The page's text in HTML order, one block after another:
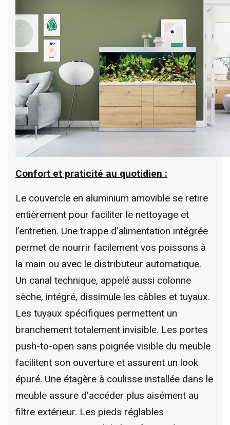
Confort et praticité au quotidien :
Le couvercle en aluminium amovible se retire
entièrement pour faciliter le nettoyage et
l’entretien. Une trappe d’alimentation intégrée
permet de nourrir facilement vos poissons à
la main ou avec le distributeur automatique.
Un canal technique, appelé aussi colonne
sèche, intégré, dissimule les câbles et tuyaux.
Les tuyaux spécifiques permettent un
branchement totalement invisible. Les portes
push-to-open sans poignée visible du meuble
facilitent son ouverture et assurent un look
épuré. Une étagère à coulisse installée dans le
meuble assure d'accéder plus aisément au
filtre extérieur. Les pieds réglables